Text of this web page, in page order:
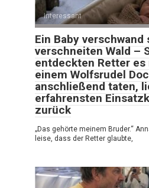
Interessant
Ein Baby verschwand
verschneiten Wald –
entdeckten Retter
einem Wolfsrudel
anschließend taten,
erfahrensten
zurück
„Das gehörte meinem Bruder.“
leise, dass der Retter glaubte,